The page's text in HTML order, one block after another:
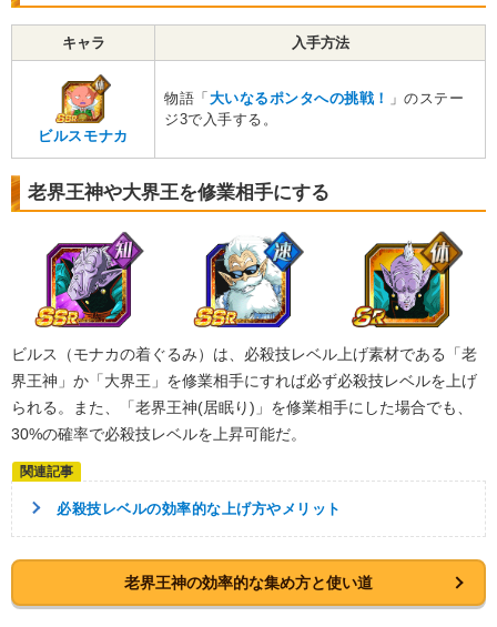
キャラ 入手方法
ビルスモナカ
物語「 大いなるポンタへの挑戦！
」のステー
ジ3で入手する。
老界王神や大界王を修業相手にする
ビルス（モナカの着ぐるみ）は、必殺技レベル上げ素材である「老
界王神」か「大界王」を修業相手にすれば必ず必殺技レベルを上げ
られる。また、「老界王神(居眠り)」を修業相手にした場合でも、
30%の確率で必殺技レベルを上昇可能だ。
必殺技レベルの効率的な上げ方やメリット
老界王神の効率的な集め方と使い道